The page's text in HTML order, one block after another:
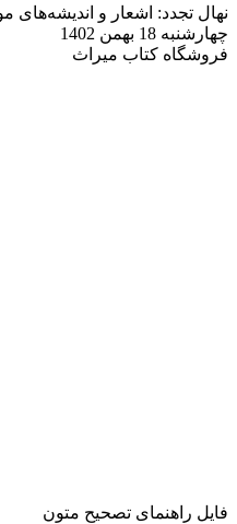
نهال تجدد: اشعار و
چهارشنبه 18 بهمن 1402
فروشگاه کتاب میراث
فایل راهنمای تصحیح متون